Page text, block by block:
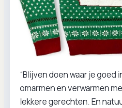
“Blijven doen waar je goed
omarmen en verwarmen
lekkere gerechten. En